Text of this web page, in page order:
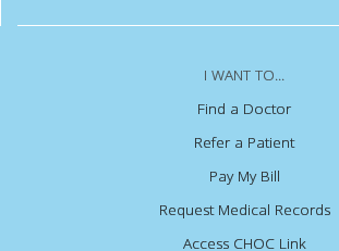
I WANT TO...
Find a Doctor
Refer a Patient
Pay My Bill
Request Medical Records
Access CHOC Link